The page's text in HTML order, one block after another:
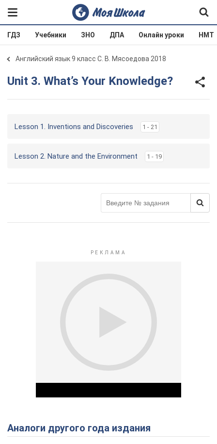
ГДЗ Учебники ЗНО ДПА Онлайн уроки НМТ
Английский язык 9 класс С. В. Мясоедова 2018
Unit 3. What’s Your Knowledge?
Lesson 1. Inventions and Discoveries 1 - 21
Lesson 2. Nature and the Environment 1 - 19
Аналоги другого года издания